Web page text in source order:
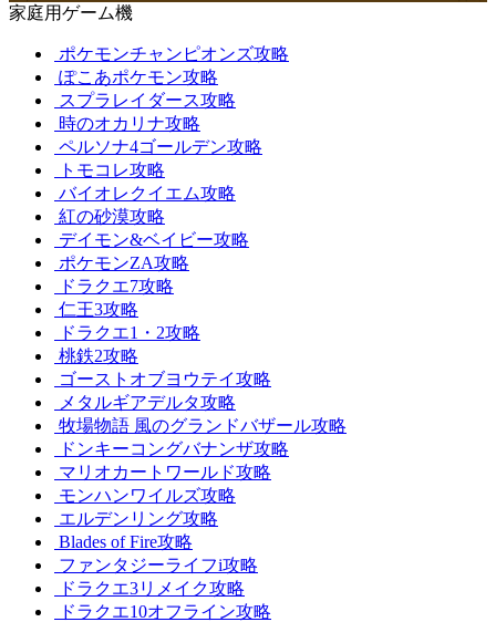
家庭用ゲーム機
ポケモンチャンピオンズ攻略
ぽこあポケモン攻略
スプラレイダース攻略
時のオカリナ攻略
ペルソナ4ゴールデン攻略
トモコレ攻略
バイオレクイエム攻略
紅の砂漠攻略
デイモン&ベイビー攻略
ポケモンZA攻略
ドラクエ7攻略
仁王3攻略
ドラクエ1・2攻略
桃鉄2攻略
ゴーストオブヨウテイ攻略
メタルギアデルタ攻略
牧場物語 風のグランドバザール攻略
ドンキーコングバナンザ攻略
マリオカートワールド攻略
モンハンワイルズ攻略
エルデンリング攻略
Blades of Fire攻略
ファンタジーライフi攻略
ドラクエ3リメイク攻略
ドラクエ10オフライン攻略